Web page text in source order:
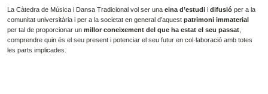
La Càtedra de Música i Dansa Tradicional vol ser una eina d’estudi i difusió per a la
comunitat universitària i per a la societat en general d’aquest patrimoni immaterial
per tal de proporcionar un millor coneixement del que ha estat el seu passat
comprendre quin és el seu present i potenciar el seu futur en col·laboració amb totes
les parts implicades.